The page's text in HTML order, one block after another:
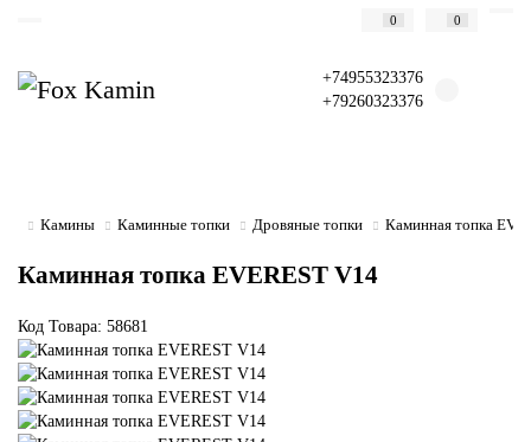
0 0
+74955323376
+79260323376
Камины Каминные топки Дровяные топки Каминная топка
Каминная топка EVEREST V14
Код Товара: 58681